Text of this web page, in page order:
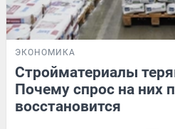
ЭКОНОМИКА
Стройматериалы
Почему спрос на них
восстановится